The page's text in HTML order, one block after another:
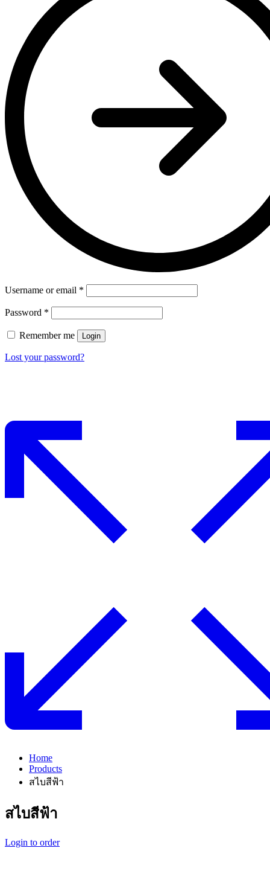
Username or email *
Password *
Remember me Login
Lost your password?
Home
Products
สไบสีฟ้า
สไบสีฟ้า
Login to order